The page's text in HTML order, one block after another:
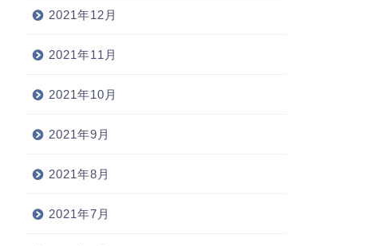
2021年12月
2021年11月
2021年10月
2021年9月
2021年8月
2021年7月